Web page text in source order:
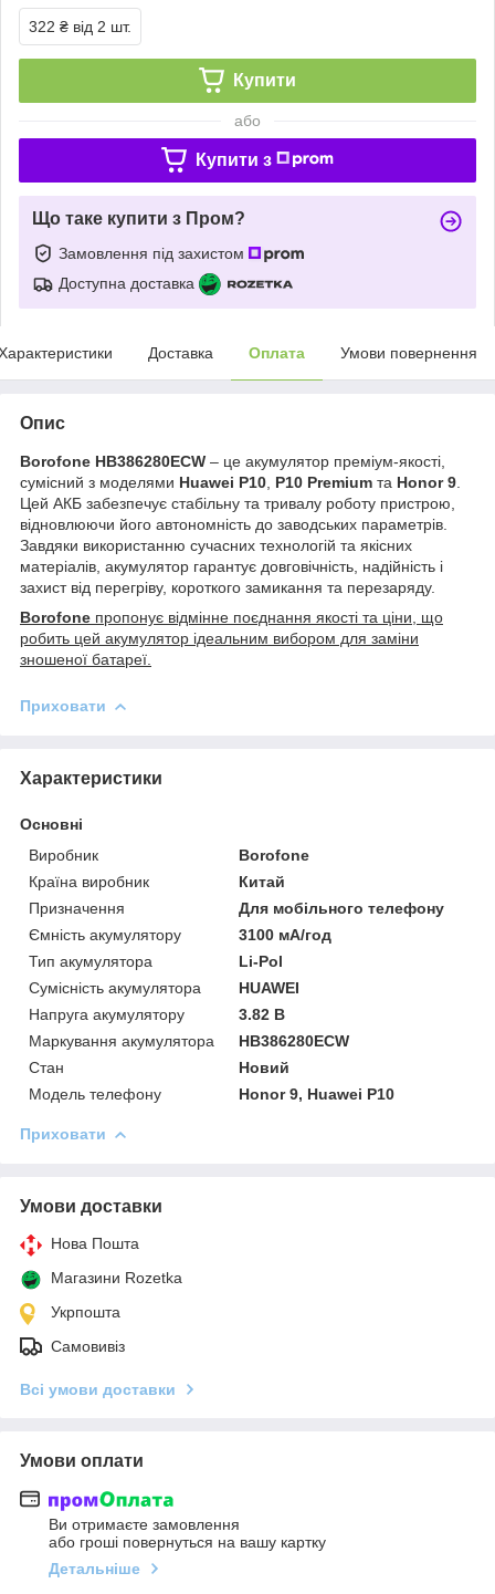
322 ₴ від 2 шт.
Купити
або
Купити з
Що таке купити з Пром?
Замовлення під захистом
Доступна доставка
Доставка Оплата Умови повернення
Опис
Borofone HB386280ECW – це акумулятор преміум-якості,
сумісний з моделями Huawei P10 P10 Premium та Honor 9
Цей АКБ забезпечує стабільну та тривалу роботу пристрою,
відновлюючи його автономність до заводських параметрів.
Завдяки використанню сучасних технологій та якісних
матеріалів, акумулятор гарантує довговічність, надійність і
захист від перегріву, короткого замикання та перезаряду.
Borofone пропонує відмінне поєднання якості та ціни, що
робить цей акумулятор ідеальним вибором для заміни
зношеної батареї.
Приховати
Характеристики
Основні
Виробник
Borofone
Країна виробник
Китай
Призначення
Для мобільного телефону
Ємність акумулятору
3100 мА/год
Тип акумулятора
Li-Pol
Сумісність акумулятора
HUAWEI
Напруга акумулятору
3.82 В
Маркування акумулятора
HB386280ECW
Стан
Новий
Модель телефону
Honor 9, Huawei P10
Приховати
Умови доставки
Нова Пошта
Магазини Rozetka
Укрпошта
Самовивіз
Всі умови доставки
Умови оплати
Ви отримаєте замовлення
або гроші повернуться на вашу картку
Детальніше